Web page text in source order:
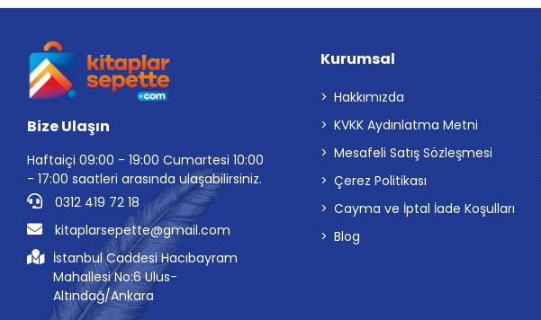
Bize Ulaşın
Haftaiçi 09:00 - 19:00 Cumartesi 10:00
- 17:00 saatleri arasında ulaşabilirsiniz.
0312 419 72 18
kitaplarsepette@gmail.com
İstanbul Caddesi Hacıbayram
Mahallesi No:6 Ulus-
Altındağ/Ankara
Kurumsal
Hakkımızda
KVKK Aydınlatma Metni
Mesafeli Satış Sözleşmesi
Çerez Politikası
Cayma ve İptal İade Koşulları
Blog